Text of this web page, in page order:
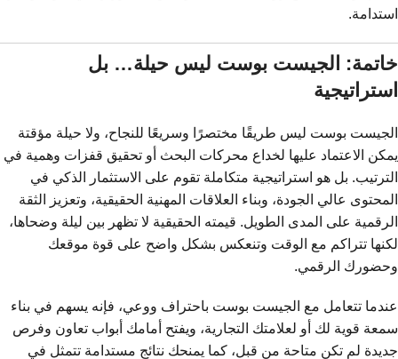
استدامة.
خاتمة: الجيست بوست ليس حيلة… بل
استراتيجية
الجيست بوست ليس طريقًا مختصرًا وسريعًا للنجاح، ولا حيلة مؤقتة
يمكن الاعتماد عليها لخداع محركات البحث أو تحقيق قفزات وهمية في
الترتيب. بل هو استراتيجية متكاملة تقوم على الاستثمار الذكي في
المحتوى عالي الجودة، وبناء العلاقات المهنية الحقيقية، وتعزيز الثقة
الرقمية على المدى الطويل. قيمته الحقيقية لا تظهر بين ليلة وضحاها،
لكنها تتراكم مع الوقت وتنعكس بشكل واضح على قوة موقعك
وحضورك الرقمي.
عندما تتعامل مع الجيست بوست باحتراف ووعي، فإنه يسهم في بناء
سمعة قوية لك أو لعلامتك التجارية، ويفتح أمامك أبواب تعاون وفرص
جديدة لم تكن متاحة من قبل، كما يمنحك نتائج مستدامة تتمثل في